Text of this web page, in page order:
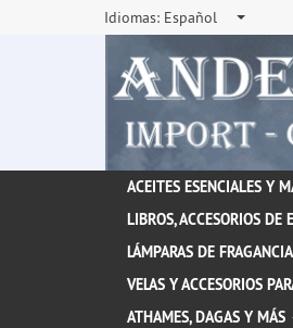
Idiomas: Español
ACEITES ESENCIALES Y
LIBROS, ACCESORIOS DE
LÁMPARAS DE FRAGANCIA
VELAS Y ACCESORIOS
ATHAMES, DAGAS Y MÁS